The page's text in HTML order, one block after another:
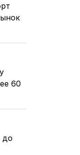
60
до